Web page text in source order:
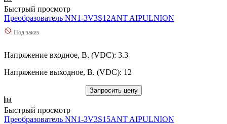
Быстрый просмотр
Преобразователь NN1-3V3S12ANT AIPULNION
Под заказ
Напряжение входное, В. (VDC): 3.3
Напряжение выходное, В. (VDC): 12
Запросить цену
Быстрый просмотр
Преобразователь NN1-3V3S15ANT AIPULNION